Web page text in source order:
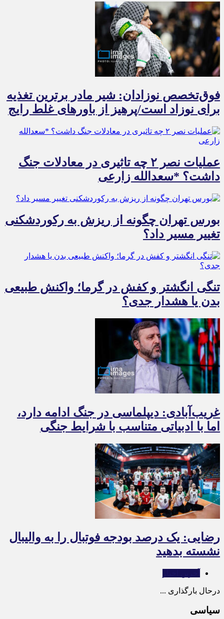
فوق‌تخصص نوزادان: شیر مادر برترین تغذیه
برای نوزاد است/پرهیز از باورهای غلط رایج
عملیات نصر ۲ چه تاثیری در معادلات جنگ
داشت؟ *سعدالله زارعی
بورس تهران چگونه از ریزش به رکوردشکنی
تغییر مسیر داد؟
تنگی انگشتر و کفش در گرما؛ واکنش طبیعی
بدن یا هشدار جدی؟
غریب‌آبادی: دیپلماسی در جنگ ادامه دارد،
اما با ادبیاتی متناسب با شرایط جنگی
رضایی: یک درصد بودجه فوتبال را به والیبال
نشسته بدهید
درحال بارگذاری ...
سیاسی